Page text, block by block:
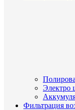
Фильтрация